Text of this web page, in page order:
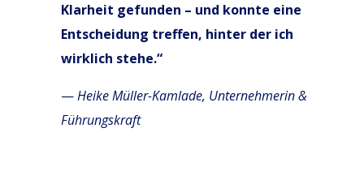
Klarheit gefunden – und konnte eine
Entscheidung treffen, hinter der ich
wirklich stehe.“
—Heike Müller-Kamlade, Unternehmerin &
Führungskraft